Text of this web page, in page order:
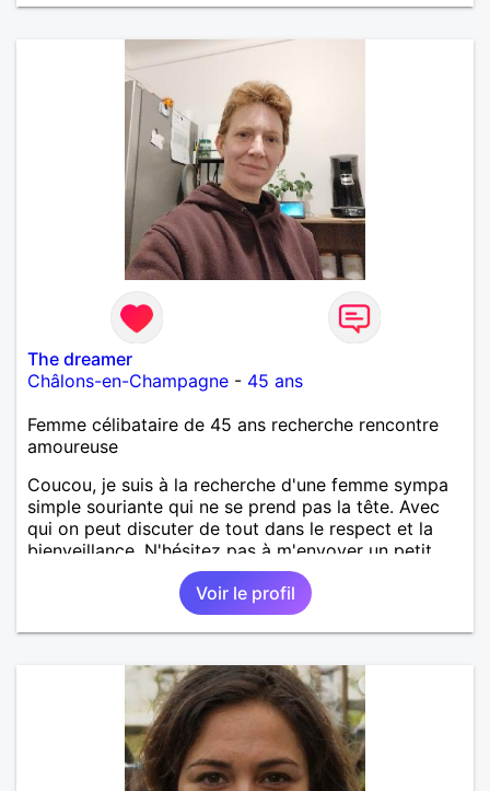
The dreamer
Châlons-en-Champagne - 45 ans
Femme célibataire de 45 ans recherche rencontre
amoureuse
Coucou, je suis à la recherche d'une femme sympa
simple souriante qui ne se prend pas la tête. Avec
qui on peut discuter de tout dans le respect et la
bienveillance. N'hésitez pas à m'envoyer un petit
message pour faire connaissance.
Voir le profil